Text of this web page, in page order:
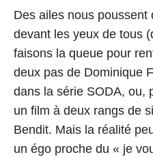
Des ailes nous poussent
devant les yeux de tous
faisons la queue pour
deux pas de Dominique
dans la série SODA, ou,
un film à deux rangs de
Bendit. Mais la réalité
un égo proche du « je